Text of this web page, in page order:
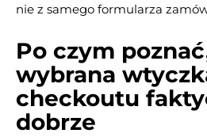
nie z samego formularza
Po czym
wybrana
checkoutu
dobrze